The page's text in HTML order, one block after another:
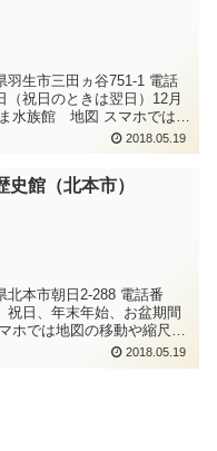
市三田ヵ谷751-1 電話
2018.05.19
史館（北本市）
朝日2-288 電話番
2018.05.19